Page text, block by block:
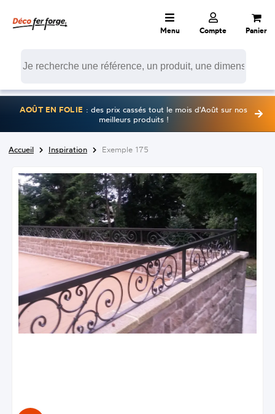
Menu Compte Panier
AOÛT EN FOLIE : des prix cassés tout le mois d'Août sur nos
meilleurs produits !
Accueil Inspiration Exemple 175